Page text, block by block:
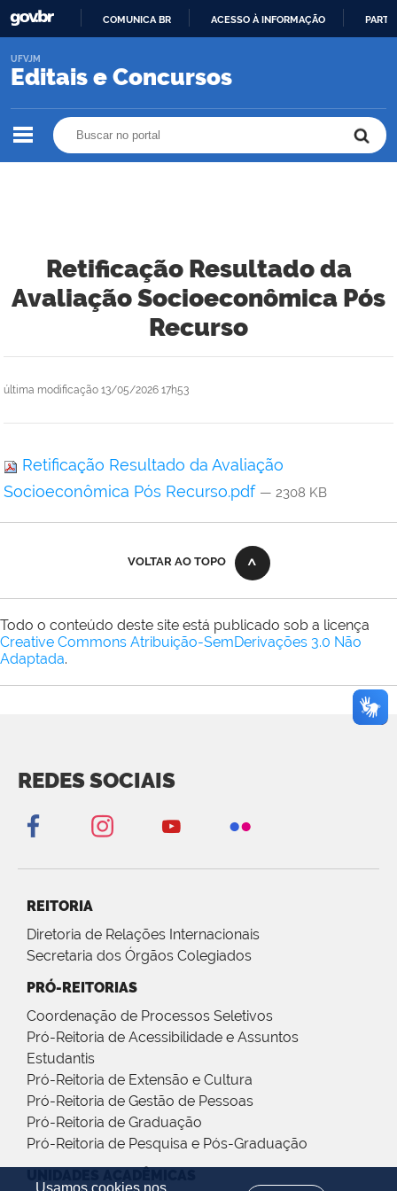
Usamos cookies nos
O
COMUNICA BR ACESSO À INFORMAÇÃO
Editais e Concursos
UFVJM
Retificação Resultado da
Avaliação Socioeconômica Pós
Recurso
última modificação 13/05/2026 17h53
Retificação Resultado da Avaliação
Socioeconômica Pós Recurso.pdf — 2308 KB
VOLTAR AO TOPO
Todo o conteúdo deste site está publicado sob a licença
Creative Commons Atribuição-SemDerivações 3.0 Não
Adaptada.
REDES SOCIAIS
REITORIA
Diretoria de Relações Internacionais
Secretaria dos Órgãos Colegiados
PRÓ-REITORIAS
Coordenação de Processos Seletivos
Pró-Reitoria de Acessibilidade e Assuntos
Estudantis
Pró-Reitoria de Extensão e Cultura
Pró-Reitoria de Gestão de Pessoas
Pró-Reitoria de Graduação
Pró-Reitoria de Pesquisa e Pós-Graduação